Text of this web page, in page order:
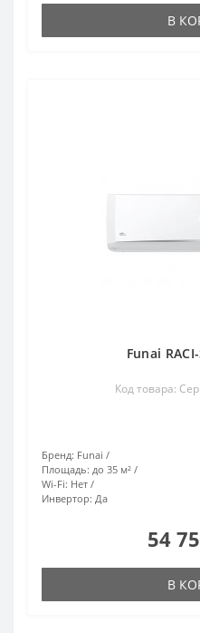
В
Funai
Код товара:
Бренд: Funai
Площадь: до 35 м²
Wi-Fi: Нет
Инвертор: Да
54
В